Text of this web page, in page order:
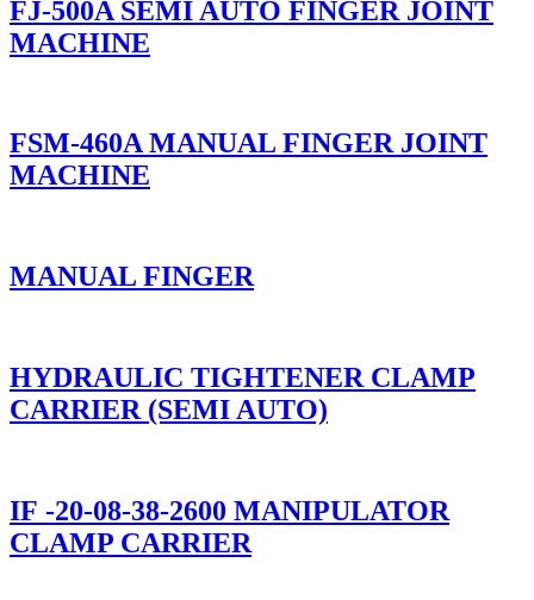
FJ-500A SEMI AUTO FINGER JOINT
MACHINE
FSM-460A MANUAL FINGER JOINT
MACHINE
MANUAL FINGER
HYDRAULIC TIGHTENER CLAMP
CARRIER (SEMI AUTO)
IF -20-08-38-2600 MANIPULATOR
CLAMP CARRIER